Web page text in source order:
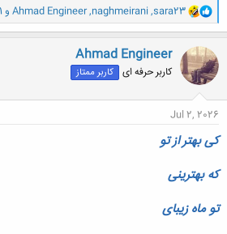
و
ا
ک
ن
ش
ه
:
sara23
,
naghmeirani
,
Ahmad Engineer و 1 شخص دیگر
Ahmad Engineer
کاربر حرفه ای کاربر ممتاز
Jul 2, 2026
کی بهتر از تو
که بهترینی
تو ماه زیبای